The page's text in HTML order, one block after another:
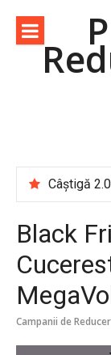
conținut
Black
Campanii de